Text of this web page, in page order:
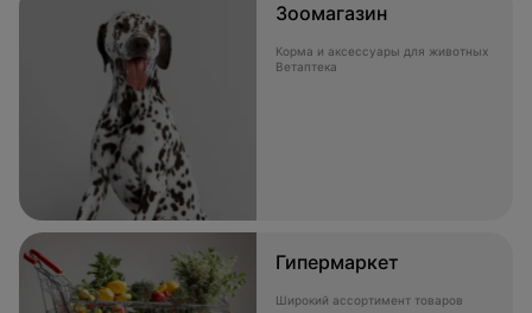
Зоомагазин
Корма и аксессуары для животных
Ветаптека
Гипермаркет
Широкий ассортимент товаров